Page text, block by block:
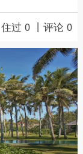
住过 0 丨评论 0